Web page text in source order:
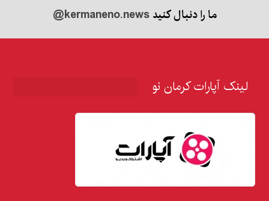
ما را دنبال کنید@kermaneno.news
لینک آپارات کرمان نو